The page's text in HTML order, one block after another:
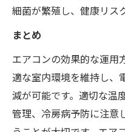
細菌が繁殖し、健康リス
まとめ
エアコンの効果的な運用
適な室内環境を維持し、
減が可能です。適切な温
管理、冷房病予防に注意